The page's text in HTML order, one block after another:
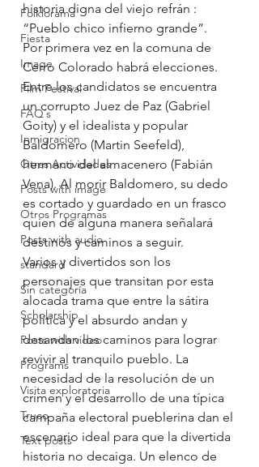
Folklorama
Fiesta
Image
Film Festival
FAQ´s
Inmigracion
Otras Actividades
Posts with image
Otros Programas
Posts with audio
standard
Sin categoría
Scholarship
Posts with video
Programs
Visita exploratoria
Truco
Text posts
historia digna del viejo refrán :
“Pueblo chico infierno grande”.
Por primera vez en la comuna de
Cerro Colorado habrá elecciones.
Entre los candidatos se encuentra
un corrupto Juez de Paz (Gabriel
Goity) y el idealista y popular
Baldomero (Martin Seefeld),
hermano del almacenero (Fabián
Vena). Al morir Baldomero, su dedo
es cortado y guardado en un frasco
quien de alguna manera señalará
destinos y caminos a seguir.
Varios y divertidos son los
personajes que transitan por esta
alocada trama que entre la sátira
política y el absurdo andan y
desandan los caminos para lograr
revivir al tranquilo pueblo. La
necesidad de la resolución de un
crimen y el desarrollo de una típica
campaña electoral pueblerina dan el
escenario ideal para que la divertida
historia no decaiga. Un elenco de